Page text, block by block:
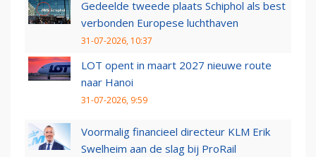
Gedeelde tweede plaats Schiphol als best
verbonden Europese luchthaven
31-07-2026, 10:37
LOT opent in maart 2027 nieuwe route
naar Hanoi
31-07-2026, 9:59
Voormalig financieel directeur KLM Erik
Swelheim aan de slag bij ProRail